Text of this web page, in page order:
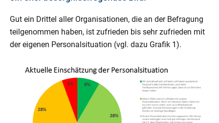
Gut ein Drittel aller Organisationen, die an der Befragung
teilgenommen haben, ist zufrieden bis sehr zufrieden mit
der eigenen Personalsituation (vgl. dazu Grafik 1).